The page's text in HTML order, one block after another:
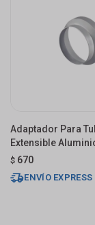
Adaptador Para
Extensible
$ 670
ENVÍO EXPRESS